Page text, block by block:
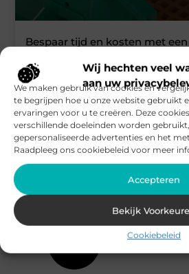
Wij hechten veel
aan uw
We maken gebruik van cookies en
te begrijpen hoe u onze website gebruikt
ervaringen voor u te creëren. Deze
verschillende doeleinden worden
gepersonaliseerde advertenties en het
Raadpleeg ons cookiebeleid voor meer
Accepteren
Bekijk
Cookiebeleid
Bespaar tijd en kosten met
Als u aanzienlijk tijd wilt besparen bij
is een zeefinstallatie een aankoop die
moet nemen. Met deze installatie kunt
materialen van elkaar scheiden. Het is
om beide materialen te behouden en
gebruiken in het verdere
kan geleverd worden met een
wat door de zeef valt. Wat er